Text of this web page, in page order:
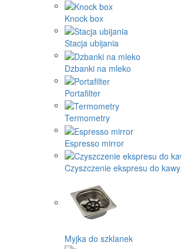
Knock box
Stacja ubijania
Dzbanki na mleko
Portafilter
Termometry
Espresso mirror
Czyszczenie ekspresu do kawy
Myjka do szklanek